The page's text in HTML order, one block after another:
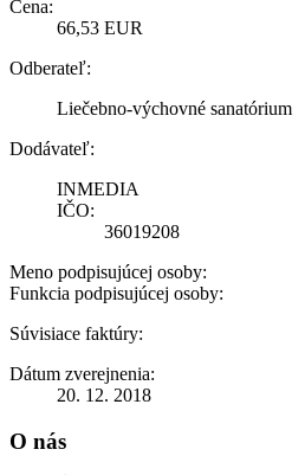
Cena:
66,53 EUR
Odberateľ:
Liečebno-výchovné sanatórium
Dodávateľ:
INMEDIA
IČO:
36019208
Meno podpisujúcej osoby:
Funkcia podpisujúcej osoby:
Súvisiace faktúry:
Dátum zverejnenia:
20. 12. 2018
O nás